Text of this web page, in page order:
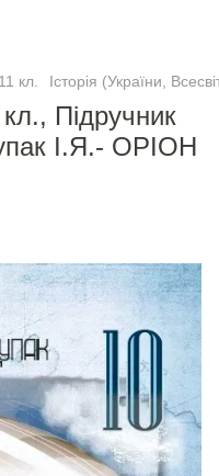
кл. Історія (України,
кл., Підручник
І.Я.- ОРІОН